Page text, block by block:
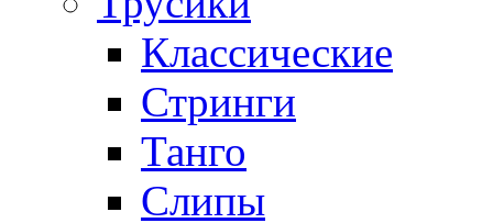
Классические
Стринги
Танго
Слипы